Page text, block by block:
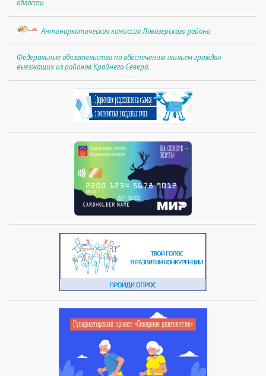
области
Антинаркотическая комиссия Ловозерского района
Федеральные обязательства по обеспечению жильем граждан
выезжащих из районов Крайнего Севера.